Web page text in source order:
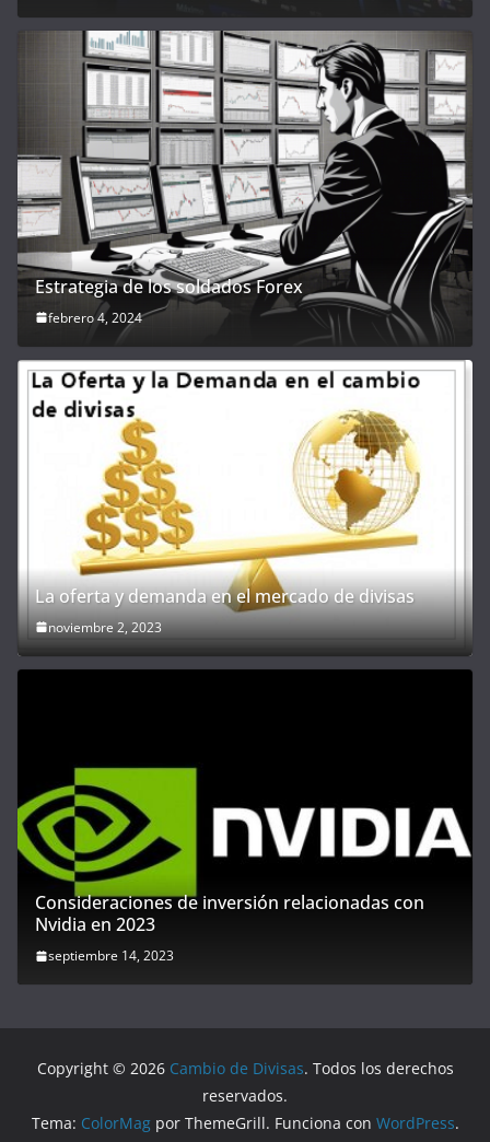
Estrategia de los soldados Forex
febrero 4, 2024
La oferta y demanda en el mercado de divisas
noviembre 2, 2023
Consideraciones de inversión relacionadas con
Nvidia en 2023
septiembre 14, 2023
Copyright © 2026 Cambio de Divisas. Todos los derechos
reservados.
Tema: ColorMagpor ThemeGrill. Funciona con WordPress.